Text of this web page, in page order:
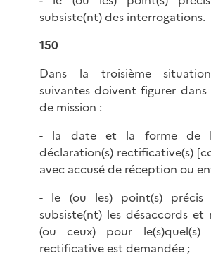
subsiste(nt) des interrogations.
150
Dans la troisième
suivantes doivent figurer
de mission :
- la date et la forme de
déclaration(s) rectificative(s)
avec accusé de réception ou
- le (ou les) point(s) précis
subsiste(nt) les désaccords
(ou ceux) pour le(s)quel(s)
rectificative est demandée ;